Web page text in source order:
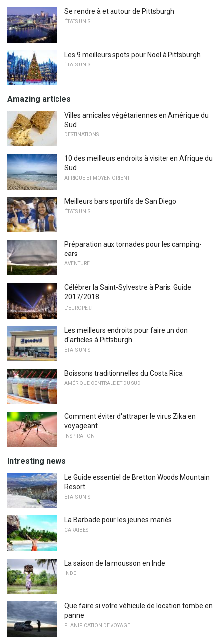
Se rendre à et autour de Pittsburgh
ÉTATS UNIS
Les 9 meilleurs spots pour Noël à Pittsburgh
ÉTATS UNIS
Amazing articles
Villes amicales végétariennes en Amérique du
Sud
DESTINATIONS
10 des meilleurs endroits à visiter en Afrique du
Sud
AFRIQUE ET MOYEN-ORIENT
Meilleurs bars sportifs de San Diego
ÉTATS UNIS
Préparation aux tornades pour les camping-
cars
AVENTURE
Célébrer la Saint-Sylvestre à Paris: Guide
2017/2018
L'EUROPE 
Les meilleurs endroits pour faire un don
d'articles à Pittsburgh
ÉTATS UNIS
Boissons traditionnelles du Costa Rica
AMÉRIQUE CENTRALE ET DU SUD
Comment éviter d'attraper le virus Zika en
voyageant
INSPIRATION
Intresting news
Le Guide essentiel de Bretton Woods Mountain
Resort
ÉTATS UNIS
La Barbade pour les jeunes mariés
CARAÏBES
La saison de la mousson en Inde
INDE
Que faire si votre véhicule de location tombe en
panne
PLANIFICATION DE VOYAGE